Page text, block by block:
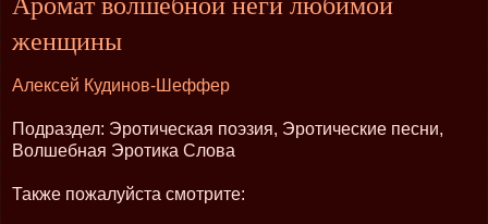
женщины
Алексей Кудинов-Шеффер
Подраздел: Эротическая поэзия, Эротические песни,
Волшебная Эротика Слова
Также пожалуйста смотрите: